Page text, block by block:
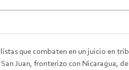
que combaten en un juicio en
Juan, fronterizo con Nicaragua,